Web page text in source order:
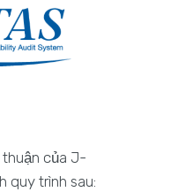
của J-
quy trình sau: